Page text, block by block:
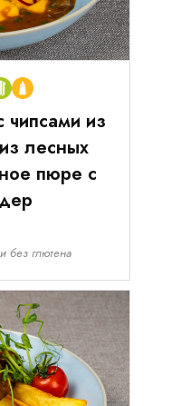
из
лесных
пюре с
без глютена